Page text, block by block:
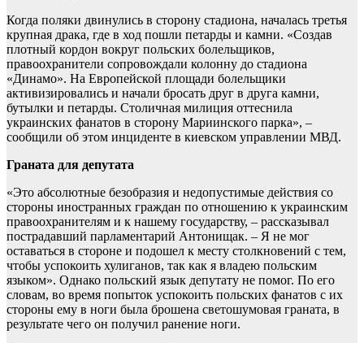
Когда поляки двинулись в сторону стадиона, началась третья
крупная драка, где в ход пошли петарды и камни. «Создав
плотный кордон вокруг польских болельщиков,
правоохранители сопровождали колонну до стадиона
«Динамо». На Европейской площади болельщики
активизировались и начали бросать друг в друга камни,
бутылки и петарды. Столичная милиция оттеснила
украинских фанатов в сторону Мариинского парка», –
сообщили об этом инциденте в киевском управлении МВД.
Граната для депутата
«Это абсолютные безобразия и недопустимые действия со
стороны иностранных граждан по отношению к украинским
правоохранителям и к нашему государству, – рассказывал
пострадавший парламентарий Антонищак. – Я не мог
оставаться в стороне и подошел к месту столкновений с тем,
чтобы успокоить хулиганов, так как я владею польским
языком». Однако польский язык депутату не помог. По его
словам, во время попыток успокоить польских фанатов с их
стороны ему в ноги была брошена светошумовая граната, в
результате чего он получил ранение ноги.